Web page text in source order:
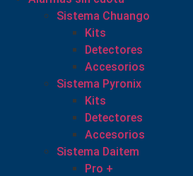
Sistema Chuango
Kits
Detectores
Accesorios
Sistema Pyronix
Kits
Detectores
Accesorios
Sistema Daitem
Pro +